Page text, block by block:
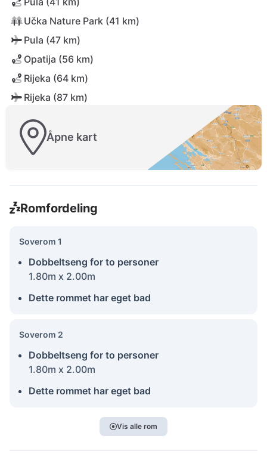
Učka Nature Park (41 km)
Pula (47 km)
Opatija (56 km)
Rijeka (64 km)
Rijeka (87 km)
Åpne kart
Romfordeling
Soverom 1
Dobbeltseng for to personer
1.80m x 2.00m
Dette rommet har eget bad
Soverom 2
Dobbeltseng for to personer
1.80m x 2.00m
Dette rommet har eget bad
Vis alle rom